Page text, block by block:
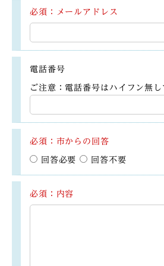
必須：メールアドレス
電話番号
ご注意：電話番号はハイフン無し
必須：市からの回答
回答必要 回答不要
必須：内容